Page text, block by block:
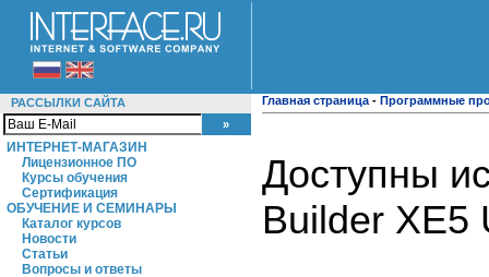
РАССЫЛКИ САЙТА
ИНТЕРНЕТ-МАГАЗИН
Лицензионное ПО
Курсы обучения
Сертификация
ОБУЧЕНИЕ И СЕМИНАРЫ
Каталог курсов
Новости
Статьи
Вопросы и ответы
Главная страница - Программные
Доступны
Builder XE5